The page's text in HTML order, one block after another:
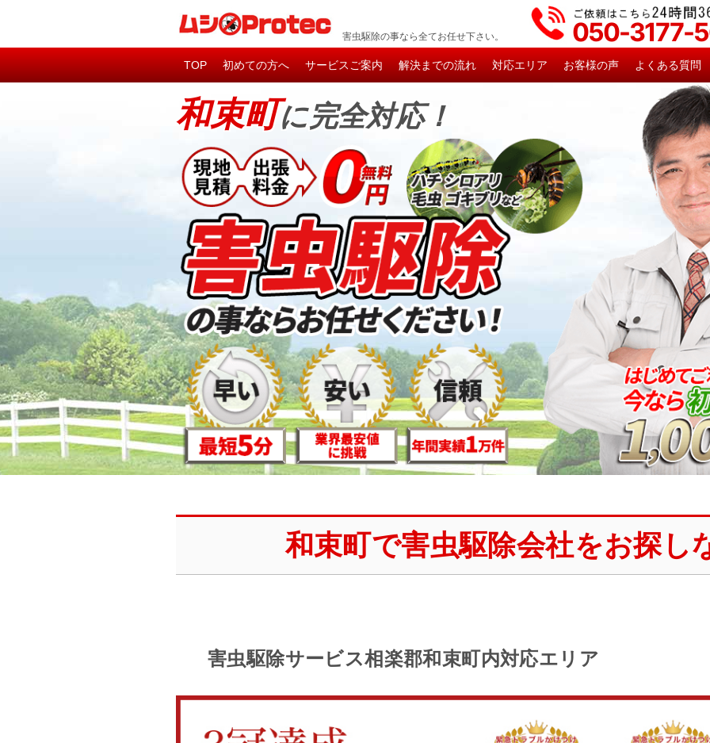
害虫駆除の事なら全てお任せ下さい。 050-3177-
TOP 初めての方へ サービスご案内 解決までの流れ 対応エリア お客様の声 よくある質問
和束町に完全対応！
和束町で害虫駆除会社をお探し
害虫駆除サービス相楽郡和束町内対応エリア